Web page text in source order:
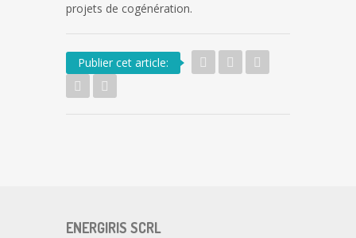
projets de cogénération.
Publier cet article:
ENERGIRIS SCRL